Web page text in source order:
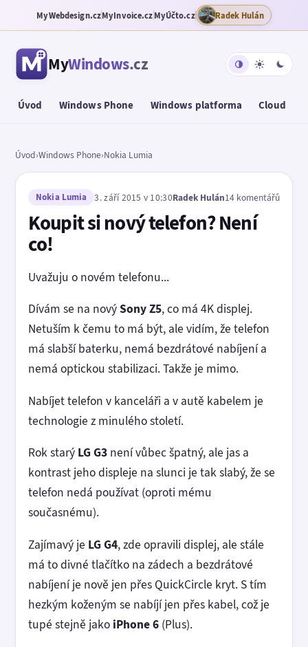
MyWebdesign.czMyInvoice.czMyÚčto.cz Radek Hulán
MyWindows.cz
Úvod Windows Phone Windows platforma Cloud
Úvod›Windows Phone›Nokia Lumia
Nokia Lumia 3. září 2015 v 10:30Radek Hulán14 komentářů
Koupit si nový telefon? Není
co!
Uvažuju o novém telefonu...
Dívám se na novýSony Z5, co má 4K displej.
Netuším k čemu to má být, ale vidím, že telefon
má slabší baterku, nemá bezdrátové nabíjení a
nemá optickou stabilizaci. Takže je mimo.
Nabíjet telefon v kanceláři a v autě kabelem je
technologie z minulého století.
Rok starý LG G3 není vůbec špatný, ale jas a
kontrast jeho displeje na slunci je tak slabý, že se
telefon nedá používat (oproti mému
současnému).
Zajímavý je LG G4, zde opravili displej, ale stále
má to divné tlačítko na zádech a bezdrátové
nabíjení je nově jen přes QuickCircle kryt. S tím
hezkým koženým se nabíjí jen přes kabel, což je
tupé stejně jako iPhone 6 (Plus).